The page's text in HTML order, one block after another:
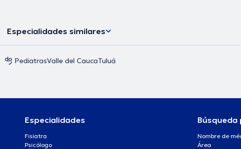
Especialidades similares
PediatrasValle del CaucaTuluá
Especialidades
Fisiatra
Psicólogo
Búsqueda
Nombre de
Área